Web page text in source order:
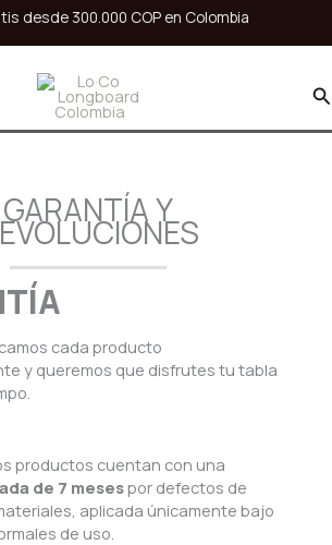
desde 300.000 COP en Colombia
GARANTÍA Y
cada producto
y queremos que disfrutes tu tabla
productos cuentan con una
de 7 mesespor defectos de
aplicada únicamente bajo
de uso.